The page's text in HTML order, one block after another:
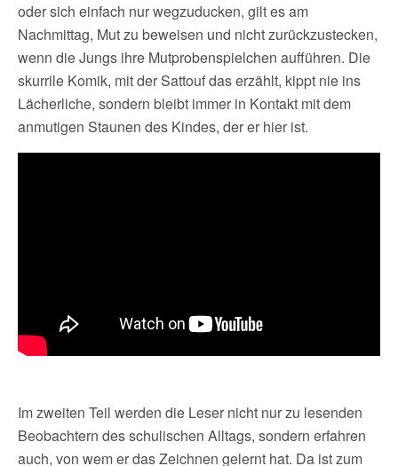
oder sich einfach nur wegzuducken, gilt es am
Nachmittag, Mut zu beweisen und nicht zurückzustecken,
wenn die Jungs ihre Mutprobenspielchen aufführen. Die
skurrile Komik, mit der Sattouf das erzählt, kippt nie ins
Lächerliche, sondern bleibt immer in Kontakt mit dem
anmutigen Staunen des Kindes, der er hier ist.
Im zweiten Teil werden die Leser nicht nur zu lesenden
Beobachtern des schulischen Alltags, sondern erfahren
auch, von wem er das Zeichnen gelernt hat. Da ist zum